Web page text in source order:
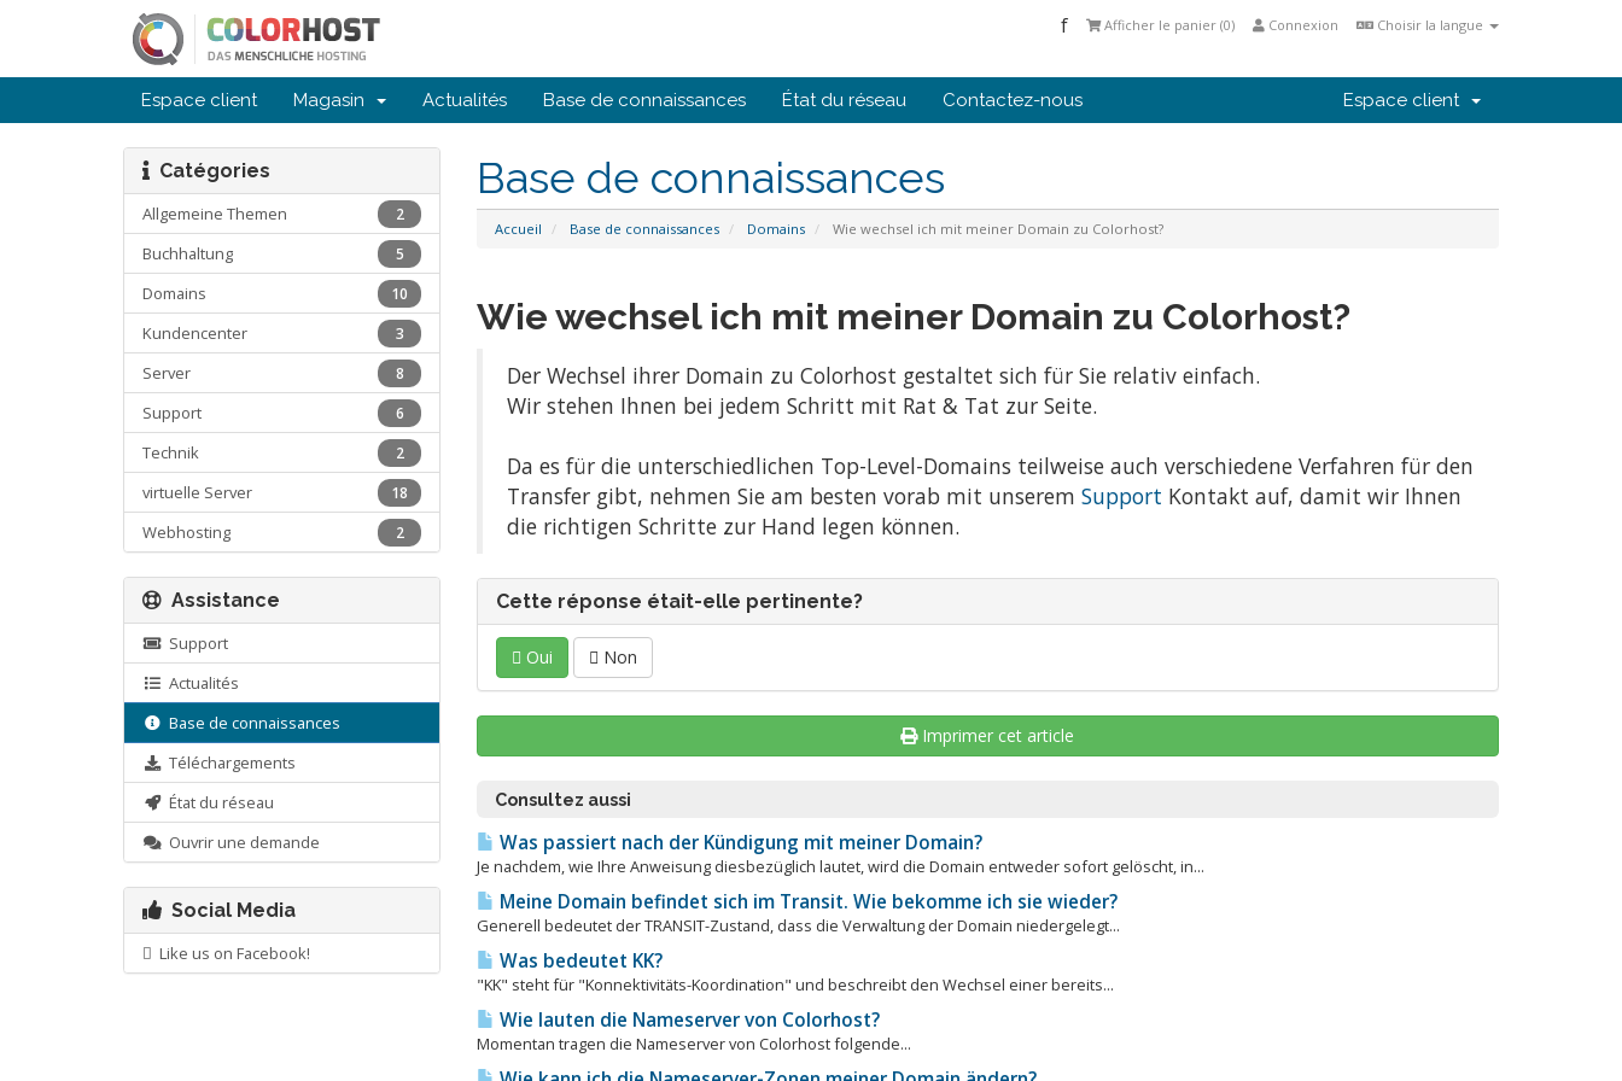
f Choisir la langue
Connexion
Afficher le panier (0)
Espace client Magasin Actualités Base de connaissances État du réseau Contactez-nous Espace client
Base de connaissances
Accueil Base de connaissances Domains Wie wechsel ich mit meiner Domain zu Colorhost?
Catégories
2
Allgemeine Themen
5
Buchhaltung
10
Domains
3
Kundencenter
8
Server
6
Support
2
Technik
18
virtuelle Server
2
Webhosting
Wie wechsel ich mit meiner Domain zu Colorhost?
Der Wechsel ihrer Domain zu Colorhost gestaltet sich für Sie relativ einfach.
Wir stehen Ihnen bei jedem Schritt mit Rat & Tat zur Seite.
Da es für die unterschiedlichen Top-Level-Domains teilweise auch verschiedene Verfahren für den
Transfer gibt, nehmen Sie am besten vorab mit unserem Support Kontakt auf, damit wir Ihnen
die richtigen Schritte zur Hand legen können.
Cette réponse était-elle pertinente?
Oui Non
Imprimer cet article
Consultez aussi
Was passiert nach der Kündigung mit meiner Domain?
Je nachdem, wie Ihre Anweisung diesbezüglich lautet, wird die Domain entweder sofort gelöscht, in...
Meine Domain befindet sich im Transit. Wie bekomme ich sie wieder?
Generell bedeutet der TRANSIT-Zustand, dass die Verwaltung der Domain niedergelegt...
Was bedeutet KK?
"KK" steht für "Konnektivitäts-Koordination" und beschreibt den Wechsel einer bereits...
Wie lauten die Nameserver von Colorhost?
Momentan tragen die Nameserver von Colorhost folgende...
Assistance
Support
Actualités
Base de connaissances
Téléchargements
État du réseau
Ouvrir une demande
Social Media
Like us on Facebook!